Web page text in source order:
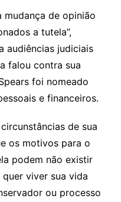
mudança de opinião
a tutela”,
audiências judiciais
falou contra sua
foi nomeado
e financeiros.
de sua
os motivos para o
podem não existir
viver sua vida
ou processo